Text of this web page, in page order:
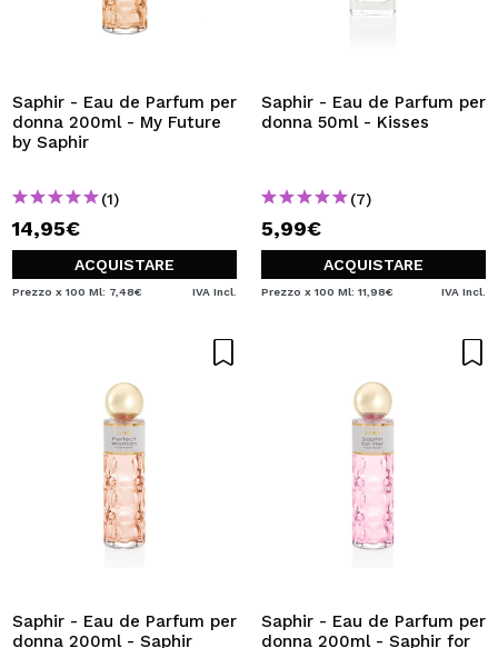
Saphir - Eau de Parfum per
donna 200ml - My Future
by Saphir
(1)
14,95€
ACQUISTARE
Prezzo x 100 Ml: 7,48€ IVA Incl.
Saphir - Eau de Parfum per
donna 50ml - Kisses
(7)
5,99€
ACQUISTARE
Prezzo x 100 Ml: 11,98€ IVA Incl.
Saphir - Eau de Parfum per
donna 200ml - Saphir
Saphir - Eau de Parfum per
donna 200ml - Saphir for